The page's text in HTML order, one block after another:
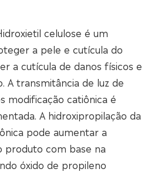
celulose é um
a pele e cutícula do
a cutícula de danos físicos e
A transmitância de luz de
modificação catiônica é
A hidroxipropilação da
pode aumentar a
produto com base na
óxido de propileno